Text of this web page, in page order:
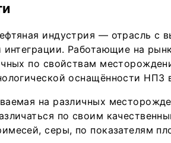
индустрия — отрасль с
интеграции. Работающие на
по свойствам
оснащённости НПЗ
на различных
по своим
серы, по показателям